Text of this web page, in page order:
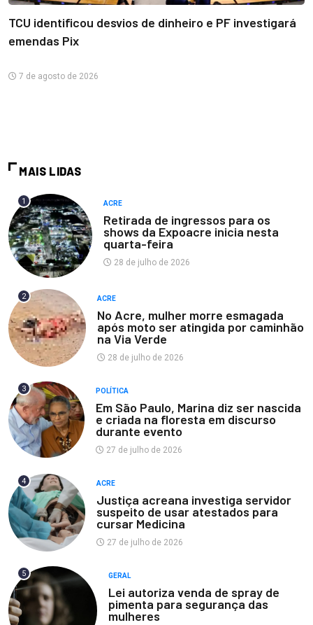
TCU identificou desvios de dinheiro e PF investigará
emendas Pix
7 de agosto de 2026
MAIS LIDAS
1 ACRE
Retirada de ingressos para os
shows da Expoacre inicia nesta
quarta-feira
28 de julho de 2026
2 ACRE
No Acre, mulher morre esmagada
após moto ser atingida por caminhão
na Via Verde
28 de julho de 2026
3 POLÍTICA
Em São Paulo, Marina diz ser nascida
e criada na floresta em discurso
durante evento
27 de julho de 2026
4 ACRE
Justiça acreana investiga servidor
suspeito de usar atestados para
cursar Medicina
27 de julho de 2026
5 GERAL
Lei autoriza venda de spray de
pimenta para segurança das
mulheres